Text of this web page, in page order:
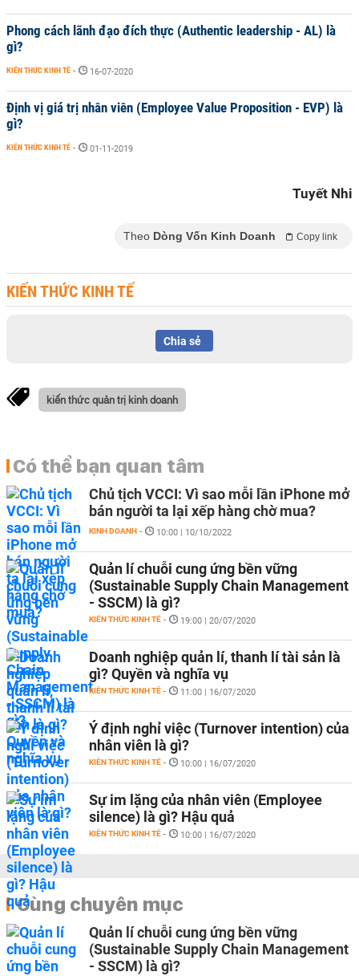
Phong cách lãnh đạo đích thực (Authentic leadership - AL) là
gì?
KIẾN THỨC KINH TẾ - 16-07-2020
Định vị giá trị nhân viên (Employee Value Proposition - EVP) là
gì?
KIẾN THỨC KINH TẾ - 01-11-2019
Tuyết Nhi
Theo Dòng Vốn Kinh Doanh Copy link
KIẾN THỨC KINH TẾ
Chia sẻ
kiến thức quản trị kinh doanh
Có thể bạn quan tâm
Chủ tịch VCCI: Vì sao mỗi lần iPhone mở
bán người ta lại xếp hàng chờ mua?
KINH DOANH - 10:00 | 10/10/2022
Quản lí chuỗi cung ứng bền vững
(Sustainable Supply Chain Management
- SSCM) là gì?
KIẾN THỨC KINH TẾ - 19:00 | 20/07/2020
Doanh nghiệp quản lí, thanh lí tài sản là
gì? Quyền và nghĩa vụ
KIẾN THỨC KINH TẾ - 11:00 | 16/07/2020
Ý định nghỉ việc (Turnover intention) của
nhân viên là gì?
KIẾN THỨC KINH TẾ - 10:00 | 16/07/2020
Sự im lặng của nhân viên (Employee
silence) là gì? Hậu quả
KIẾN THỨC KINH TẾ - 10:00 | 16/07/2020
Cùng chuyên mục
Quản lí chuỗi cung ứng bền vững
(Sustainable Supply Chain Management
- SSCM) là gì?